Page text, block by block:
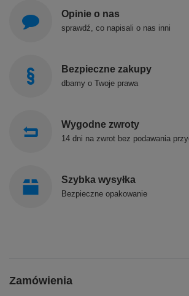
Opinie o nas
sprawdź, co napisali o nas inni
Bezpieczne zakupy
dbamy o Twoje prawa
Wygodne zwroty
14 dni na zwrot bez podawania
Szybka wysyłka
Bezpieczne opakowanie
Zamówienia